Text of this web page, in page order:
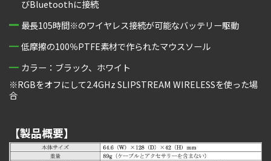
びBluetoothに接続
最長105時間※のワイヤレス接続が可能なバッテリー駆動
低摩擦の100％PTFE素材で作られたマウスソール
カラー：ブラック、ホワイト
※RGBをオフにして2.4GHz SLIPSTREAM WIRELESSを使った場
合
【製品概要】